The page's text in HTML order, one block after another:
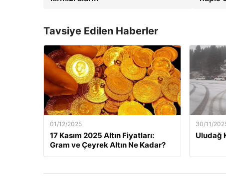
Tavsiye Edilen Haberler
01/12/2025
17 Kasım 2025 Altın Fiyatları:
Gram ve Çeyrek Altın Ne Kadar?
30/11/
Uludağ